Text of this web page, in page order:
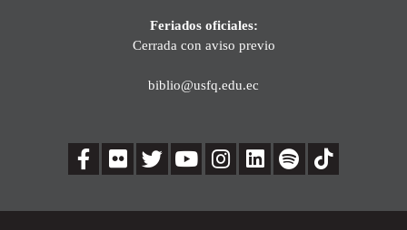
Feriados oficiales:
Cerrada con aviso previo
biblio@usfq.edu.ec